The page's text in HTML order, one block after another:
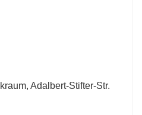
Adalbert-Stifter-Str.